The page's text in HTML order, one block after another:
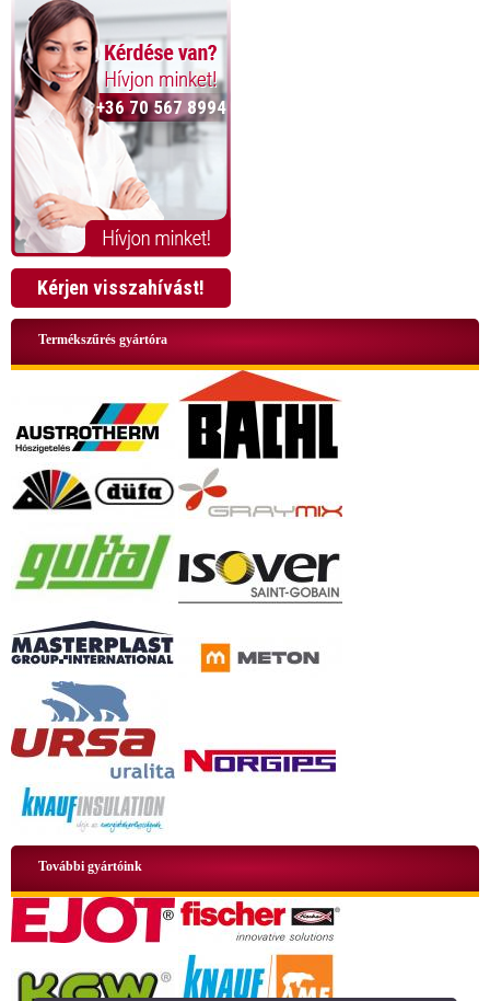
+36 70 567 8994
+36 70 424 0199
Kérjen visszahívást!
Termékszűrés gyártóra
További gyártóink